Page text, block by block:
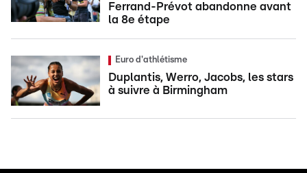
Ferrand-Prévot abandonne avant
la 8e étape
Euro d'athlétisme
Duplantis, Werro, Jacobs, les stars
à suivre à Birmingham